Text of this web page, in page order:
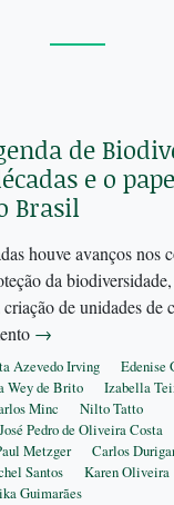
de
e o
Brasil
houve avanços nos
da
de unidades de
→
Azevedo Irving
Edenise
Wey de Brito
Izabella
Minc
Nilto Tatto
José Pedro de Oliveira Costa
Metzger
Carlos
Santos
Karen Oliveira
Guimarães